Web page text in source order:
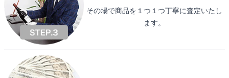
その場で商品を１つ１つ丁寧に査定いたし
ます。